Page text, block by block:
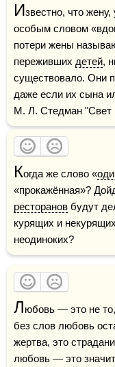
Известно, что
особым словом
потери жены
переживших детей,
существовало. Они
даже если их сына
М. Л. Стедман "Свет
Когда же слово «
ресторанов будут
курящих и
неодиноких?
Любовь — это не
без слов любовь
жертва, это
любовь — это